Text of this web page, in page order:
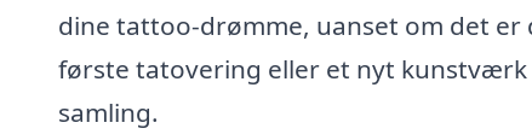
dine tattoo-drømme, uanset om det er
første tatovering eller et nyt kunstværk
samling.